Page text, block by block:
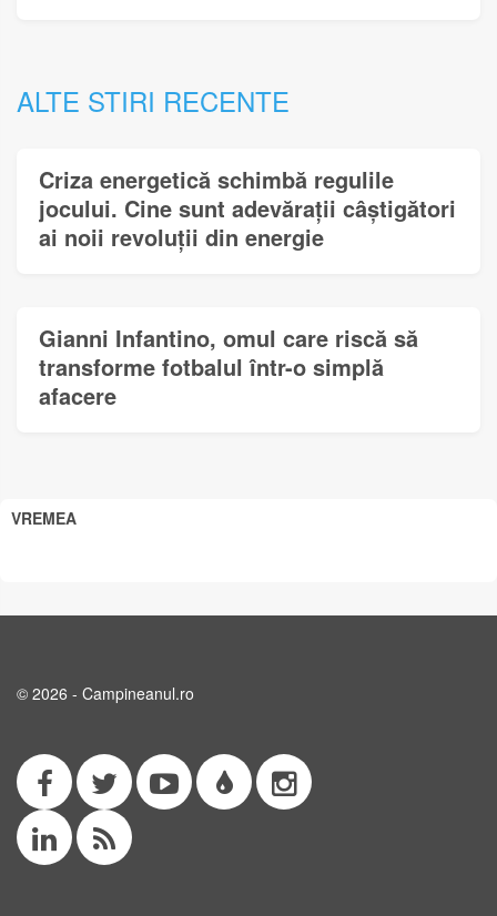
ALTE STIRI RECENTE
Criza energetică schimbă regulile
jocului. Cine sunt adevărații câștigători
ai noii revoluții din energie
Gianni Infantino, omul care riscă să
transforme fotbalul într-o simplă
afacere
VREMEA
© 2026 - Campineanul.ro